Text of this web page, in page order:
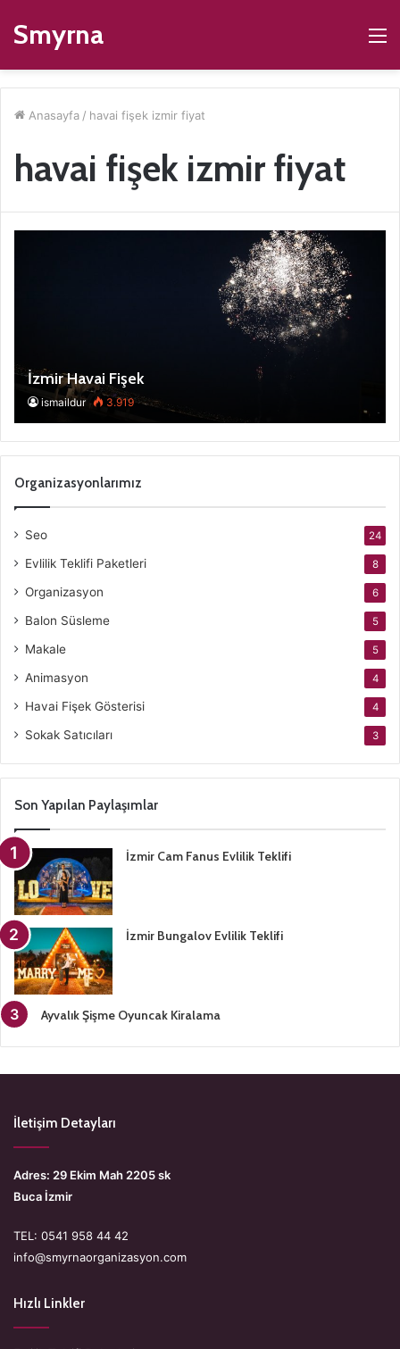
Smyrna
Anasayfa / havai fişek izmir fiyat
havai fişek izmir fiyat
İzmir Havai Fişek
ismaildur 3.919
Organizasyonlarımız
Seo 24
Evlilik Teklifi Paketleri 8
Organizasyon 6
Balon Süsleme 5
Makale 5
Animasyon 4
Havai Fişek Gösterisi 4
Sokak Satıcıları 3
Son Yapılan Paylaşımlar
İzmir Cam Fanus Evlilik Teklifi
İzmir Bungalov Evlilik Teklifi
Ayvalık Şişme Oyuncak Kiralama
İletişim Detayları
Adres: 29 Ekim Mah 2205 sk
Buca İzmir
TEL: 0541 958 44 42
info@smyrnaorganizasyon.com
Hızlı Linkler